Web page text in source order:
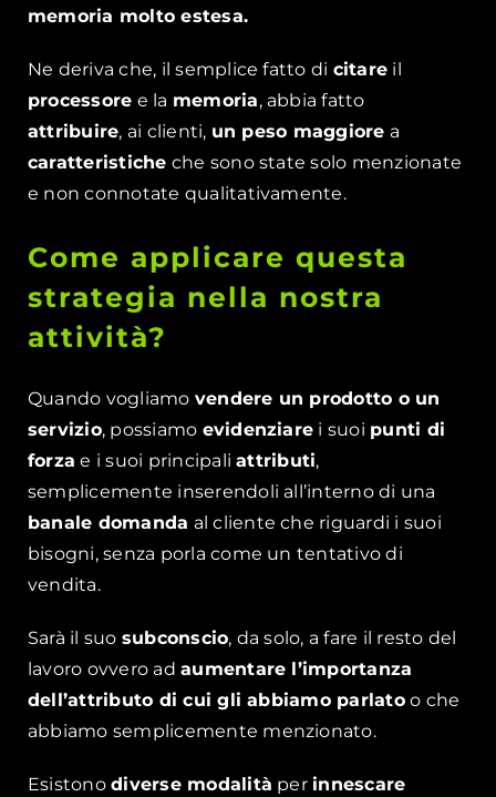
memoria molto estesa.
Ne deriva che, il semplice fatto di citare il
processore e la memoria, abbia fatto
attribuire, ai clienti, un peso maggiore a
caratteristiche che sono state solo menzionate
e non connotate qualitativamente.
Come applicare questa
strategia nella nostra
attività?
Quando vogliamo vendere un prodotto o un
servizio, possiamo evidenziare i suoi punti di
forza e i suoi principaliattributi,
semplicemente inserendoli all’interno di una
banale domanda al cliente che riguardi i suoi
bisogni, senza porla come un tentativo di
vendita.
Sarà il suo subconscio, da solo, a fare il resto del
lavoro ovvero adaumentare l’importanza
dell’attributo di cui gli abbiamo parlatoo che
abbiamo semplicemente menzionato.
Esistonodiverse modalità perinnescare